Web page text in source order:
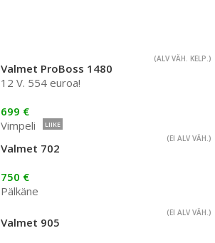
(ALV VÄH. KELP.)
Valmet ProBoss 1480
12 V. 554 euroa!
699 €
Vimpeli
LIIKE
(EI ALV VÄH.)
Valmet 702
750 €
Pälkäne
(EI ALV VÄH.)
Valmet 905